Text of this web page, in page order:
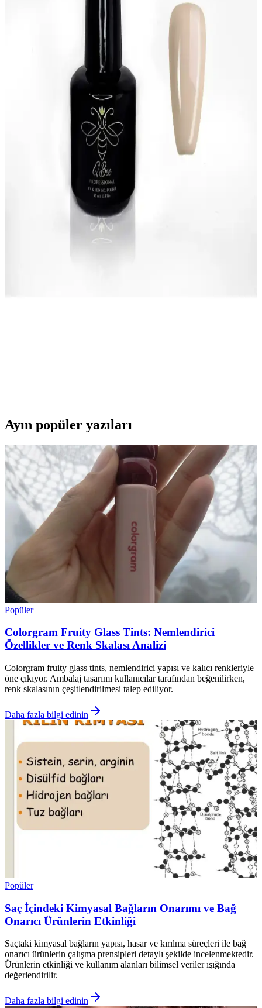
Kalıcı Oje ve Alix Avien Pembe Renk Seçenekleri
Hakkında Detaylı Bilgi
Kalıcı oje, uzun süre dayanıklılığıyla öne çıkar. Alix Avien’in çeşitli
pembe renkleri, farklı tarzlara uygun seçenekler sunar. Doğru
uygulama ile şıklık ve dayanıklılık bir arada olur.
Flormar Yoğun Pigmentli ve Parlak Oje Seçenekleri
Hakkında Kapsamlı Bilgi
Flormar'ın yüksek pigment yoğunluğu ve parlaklığıyla öne çıkan
ojeleri, dayanıklılığı ve hızlı kuruma özelliğiyle kullanıcıların
beğenisini kazanıyor. Geniş ürün yelpazesiyle her tarzı tamamlar.
Uzun Süre Kalıcı ve Parlak Oje Rehberi: Uygulama
ve Bakım İpuçları
Kalıcı ojelerin dayanıklılığı ve parlaklığı için doğru ürün seçimi ve
uygulama teknikleri önemlidir. Bakım ipuçlarıyla tırnaklarınızı
koruyarak uzun süre şık kalabilirsiniz.
Ayın popüler yazıları
Popüler
Colorgram Fruity Glass Tints: Nemlendirici
Özellikler ve Renk Skalası Analizi
Colorgram fruity glass tints, nemlendirici yapısı ve kalıcı renkleriyle
öne çıkıyor. Ambalaj tasarımı kullanıcılar tarafından beğenilirken,
renk skalasının çeşitlendirilmesi talep ediliyor.
Daha fazla bilgi edinin
Popüler
Saç İçindeki Kimyasal Bağların Onarımı ve Bağ
Onarıcı Ürünlerin Etkinliği
Saçtaki kimyasal bağların yapısı, hasar ve kırılma süreçleri ile bağ
onarıcı ürünlerin çalışma prensipleri detaylı şekilde incelenmektedir.
Ürünlerin etkinliği ve kullanım alanları bilimsel veriler ışığında
değerlendirilir.
Daha fazla bilgi edinin